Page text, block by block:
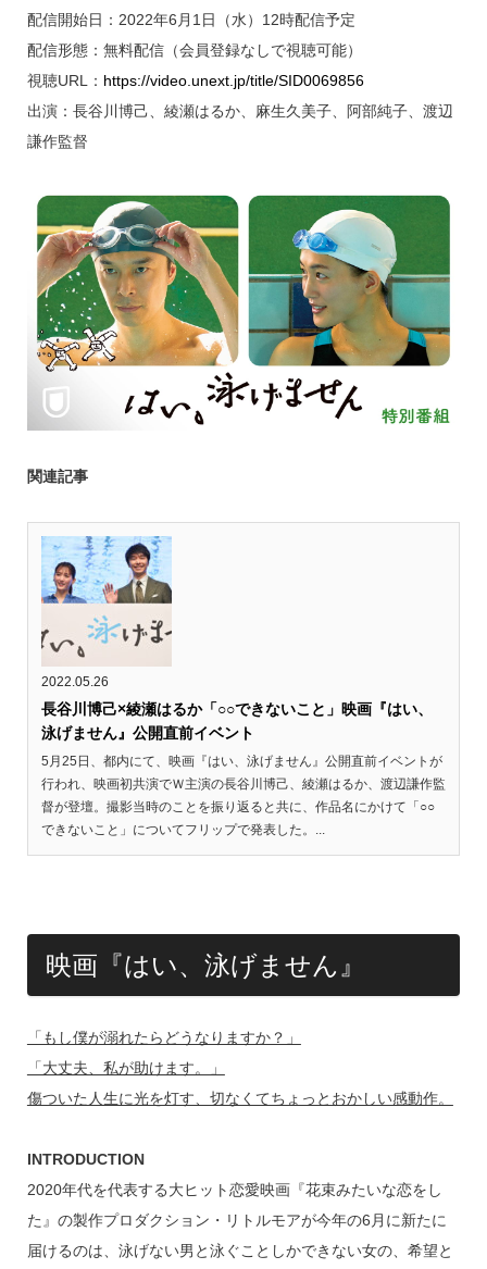
配信開始日：2022年6月1日（水）12時配信予定
配信形態：無料配信（会員登録なしで視聴可能）
視聴URL： https://video.unext.jp/title/SID0069856
出演：長谷川博己、綾瀬はるか、麻生久美子、阿部純子、渡辺
謙作監督
関連記事
2022.05.26
長谷川博己×綾瀬はるか「○○できないこと」映画『はい、
泳げません』公開直前イベント
5月25日、都内にて、映画『はい、泳げません』公開直前イベントが
行われ、映画初共演でＷ主演の長谷川博己、綾瀬はるか、渡辺謙作監
督が登壇。撮影当時のことを振り返ると共に、作品名にかけて「○○
できないこと」についてフリップで発表した。...
映画『はい、泳げません』
「もし僕が溺れたらどうなりますか？」
「大丈夫、私が助けます。」
傷ついた人生に光を灯す、切なくてちょっとおかしい感動作。
INTRODUCTION
2020年代を代表する大ヒット恋愛映画『花束みたいな恋をし
た』の製作プロダクション・リトルモアが今年の6月に新たに
届けるのは、泳げない男と泳ぐことしかできない女の、希望と